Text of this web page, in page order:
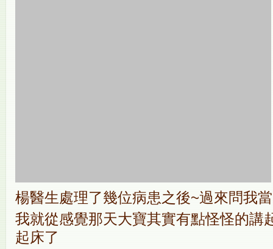
楊醫生處理了幾位病患之後~過來問我
我就從感覺那天大寶其實有點怪怪的講
起床了